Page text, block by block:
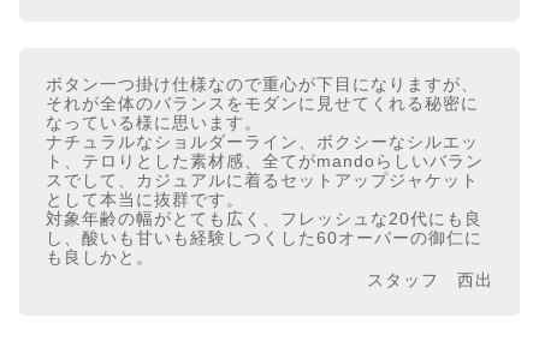
ボタン一つ掛け仕様なので重心が下目になりますが、
それが全体のバランスをモダンに見せてくれる秘密に
なっている様に思います。
ナチュラルなショルダーライン、ボクシーなシルエッ
ト、テロりとした素材感、全てがmandoらしいバラン
スでして、カジュアルに着るセットアップジャケット
として本当に抜群です。
対象年齢の幅がとても広く、フレッシュな20代にも良
し、酸いも甘いも経験しつくした60オーバーの御仁に
も良しかと。
スタッフ 西出